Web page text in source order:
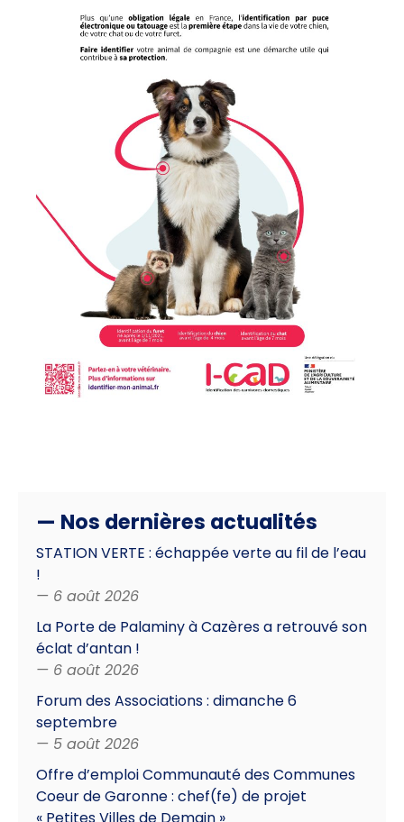
— Nos dernières actualités
STATION VERTE : échappée verte au fil de l’eau
!
— 6 août 2026
La Porte de Palaminy à Cazères a retrouvé son
éclat d’antan !
— 6 août 2026
Forum des Associations : dimanche 6
septembre
— 5 août 2026
Offre d’emploi Communauté des Communes
Coeur de Garonne : chef(fe) de projet